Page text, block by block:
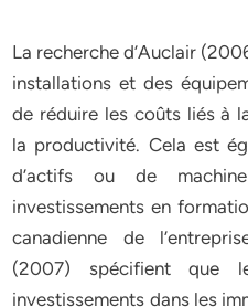
La recherche d’Auclair
installations et des
de réduire les coûts liés à
la productivité. Cela est
d’actifs ou de
investissements en
canadienne de
(2007) spécifient que
investissements dans les